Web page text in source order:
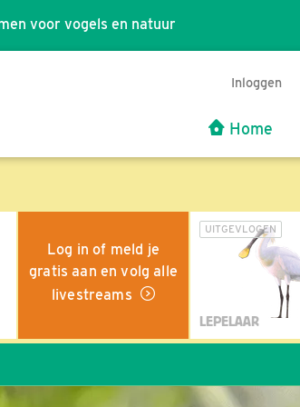
voor vogels en natuur
Inloggen
Home
Log in of meld je
gratis aan en volg alle
livestreams
UITGEVLOGEN
LEPELAAR